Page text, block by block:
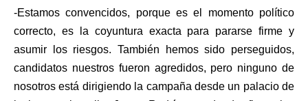
-Estamos convencidos, porque es el momento político
correcto, es la coyuntura exacta para pararse firme y
asumir los riesgos. También hemos sido perseguidos,
candidatos nuestros fueron agredidos, pero ninguno de
nosotros está dirigiendo la campaña desde un palacio de